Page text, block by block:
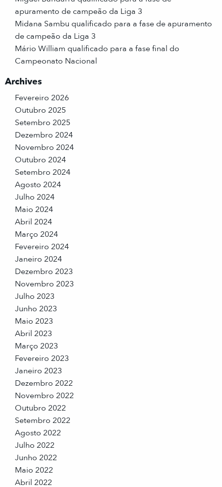
apuramento de campeão da Liga 3
Midana Sambu qualificado para a fase de apuramento
de campeão da Liga 3
Mário William qualificado para a fase final do
Campeonato Nacional
Archives
Fevereiro 2026
Outubro 2025
Setembro 2025
Dezembro 2024
Novembro 2024
Outubro 2024
Setembro 2024
Agosto 2024
Julho 2024
Maio 2024
Abril 2024
Março 2024
Fevereiro 2024
Janeiro 2024
Dezembro 2023
Novembro 2023
Julho 2023
Junho 2023
Maio 2023
Abril 2023
Março 2023
Fevereiro 2023
Janeiro 2023
Dezembro 2022
Novembro 2022
Outubro 2022
Setembro 2022
Agosto 2022
Julho 2022
Junho 2022
Maio 2022
Abril 2022